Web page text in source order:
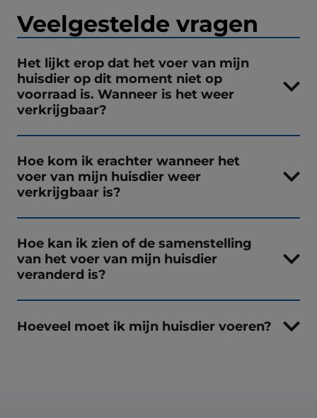
Veelgestelde vragen
Het lijkt erop dat het voer van mijn
huisdier op dit moment niet op
voorraad is. Wanneer is het weer
verkrijgbaar?
Hoe kom ik erachter wanneer het
voer van mijn huisdier weer
verkrijgbaar is?
Hoe kan ik zien of de samenstelling
van het voer van mijn huisdier
veranderd is?
Hoeveel moet ik mijn huisdier voeren?